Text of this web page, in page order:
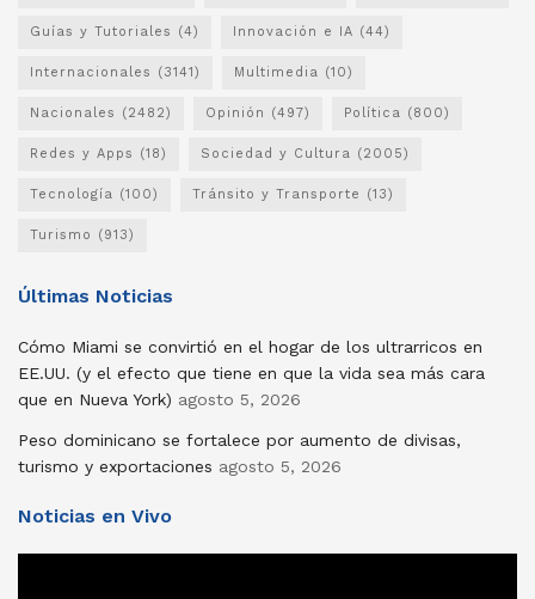
Guías y Tutoriales (4) Innovación e IA (44)
Internacionales (3141) Multimedia (10)
Nacionales (2482) Opinión (497) Política (800)
Redes y Apps (18) Sociedad y Cultura (2005)
Tecnología (100) Tránsito y Transporte (13)
Turismo (913)
Últimas Noticias
Cómo Miami se convirtió en el hogar de los ultrarricos en
EE.UU. (y el efecto que tiene en que la vida sea más cara
que en Nueva York) agosto 5, 2026
Peso dominicano se fortalece por aumento de divisas,
turismo y exportaciones agosto 5, 2026
Noticias en Vivo